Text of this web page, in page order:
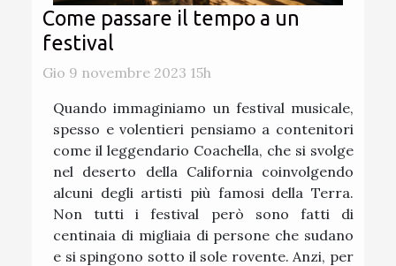
Come passare il tempo a un
festival
Gio 9 novembre 2023 15h
Quando immaginiamo un festival musicale,
spesso e volentieri pensiamo a contenitori
come il leggendario Coachella, che si svolge
nel deserto della California coinvolgendo
alcuni degli artisti più famosi della Terra.
Non tutti i festival però sono fatti di
centinaia di migliaia di persone che sudano
e si spingono sotto il sole rovente. Anzi, per